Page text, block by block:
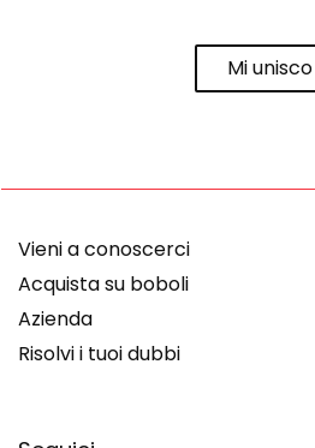
Mi unisco
Vieni a conoscerci
Acquista su boboli
Azienda
Risolvi i tuoi dubbi